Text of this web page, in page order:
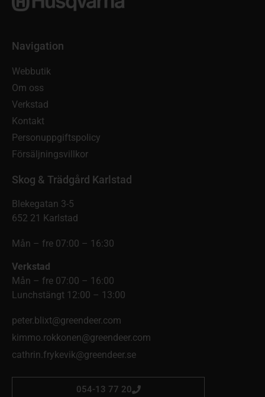
Navigation
Webbutik
Om oss
Verkstad
Kontakt
Personuppgiftspolicy
Försäljningsvillkor
Skog & Trädgård Karlstad
Blekegatan 3-5
652 21 Karlstad
Mån – fre 07:00 – 16:30
Verkstad
Mån – fre 07:00 – 16:00
Lunchstängt 12:00 – 13:00
peter.blixt@greendeer.com
kimmo.rokkonen@greendeer.com
cathrin.frykevik@greendeer.se
054-13 77 20